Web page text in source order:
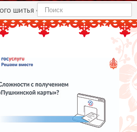
шитья «ПРО ТекСтиль»
Найти